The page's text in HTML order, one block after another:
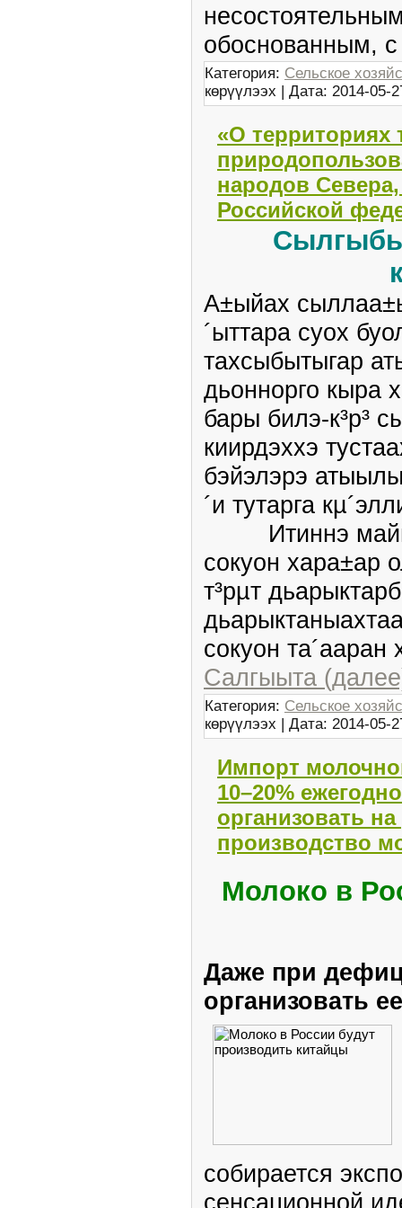
обоснованным,
Категория: Сельское
көрүүлээх | Дата: 2014-05-
«О территориях
народов
Российской
А±ыйах
´ыттара суох
тахсыбытыгар
дьоннорго кыра
бары билэ­-к³р³
киирдэххэ
бэйэлэрэ
´и тутарга
Итиннэ
сокуон хара±ар
т³рµт
сокуон
Салгыыта
Категория: Сельское
көрүүлээх | Дата: 2014-05-
Импорт
10–20%
организовать
производство
Молоко в
Даже при
организовать
собирается
сенсационной